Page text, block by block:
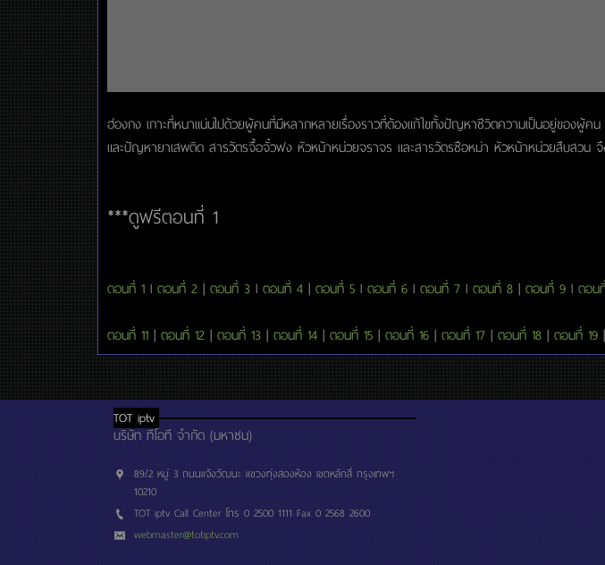
ฮ่องกง เกาะที่หนาแน่นไปด้วยผู้คนที่มีหลากหลายเรื่องราวที่ต้องแก้ไขทั้งปัญหาชีวิตความเป็นอยู่ขอ
และปัญหายาเสพติด สารวัตรจื้อจั๋วฟง หัวหน้าหน่วยจราจร และสารวัตรซือหม่า หัวหน้าหน่วยสืบสวน
***ดูฟรีตอนที่ 1
ตอนที่ 1 l ตอนที่ 2 | ตอนที่ 3 l ตอนที่ 4 | ตอนที่ 5 l ตอนที่ 6 l ตอนที่ 7 l ตอนที่ 8 | ตอนที่ 9 l ตอน
ตอนที่ 11 | ตอนที่ 12 | ตอนที่ 13 | ตอนที่ 14 | ตอนที่ 15 | ตอนที่ 16 | ตอนที่ 17 | ตอนที่ 18 | ตอนที่ 19 |
TOT iptv
บริษัท ทีโอที จำกัด (มหาชน)
89/2 หมู่ 3 ถนนแจ้งวัฒนะ แขวงทุ่งสองห้อง เขตหลักสี่ กรุงเทพฯ
10210
TOT iptv Call Center โทร 0 2500 1111 Fax 0 2568 2600
webmaster@totiptv.com